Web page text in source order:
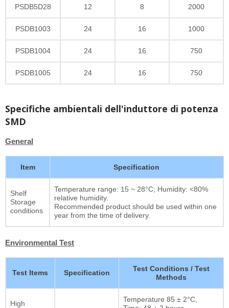
PSDB5D28 12 8 2000
PSDB1003 24 16 1000
PSDB1004 24 16 750
PSDB1005 24 16 750
Specifiche ambientali dell'induttore di potenza
SMD
General
Item Specification
Shelf
Storage
conditions
Temperature range: 15 ~ 28°C; Humidity: <80%
relative humidity.
Recommended product should be used within one
year from the time of delivery.
Environmental Test
Test Items Specification
Test Conditions / Test
Methods
High
Temperature 85 ± 2°C,